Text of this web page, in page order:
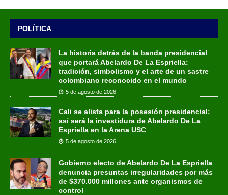
POLÍTICA
La historia detrás de la banda presidencial
que portará Abelardo De La Espriella:
tradición, simbolismo y el arte de un sastre
colombiano reconocido en el mundo
5 de agosto de 2026
Cali se alista para la posesión presidencial:
así será la investidura de Abelardo De La
Espriella en la Arena USC
5 de agosto de 2026
Gobierno electo de Abelardo De La Espriella
denuncia presuntas irregularidades por más
de $370.000 millones ante organismos de
control